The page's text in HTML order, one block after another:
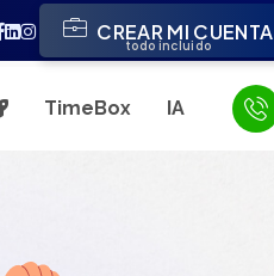
CREAR MI CUENTA
todo incluido
TimeBox IA